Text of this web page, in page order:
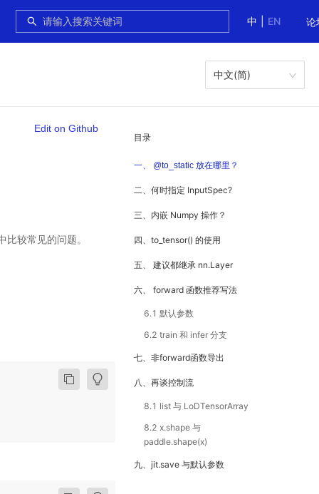
中 EN 论
中文(简)
目录
一、 @to_static 放在哪里？
二、何时指定 InputSpec?
三、内嵌 Numpy 操作？
四、to_tensor() 的使用
五、 建议都继承 nn.Layer
六、 forward 函数推荐写法
6.1 默认参数
6.2 train 和 infer 分支
七、非forward函数导出
八、再谈控制流
8.1 list 与 LoDTensorArray
8.2 x.shape 与
paddle.shape(x)
九、jit.save 与默认参数
Edit on Github
较常见的问题。